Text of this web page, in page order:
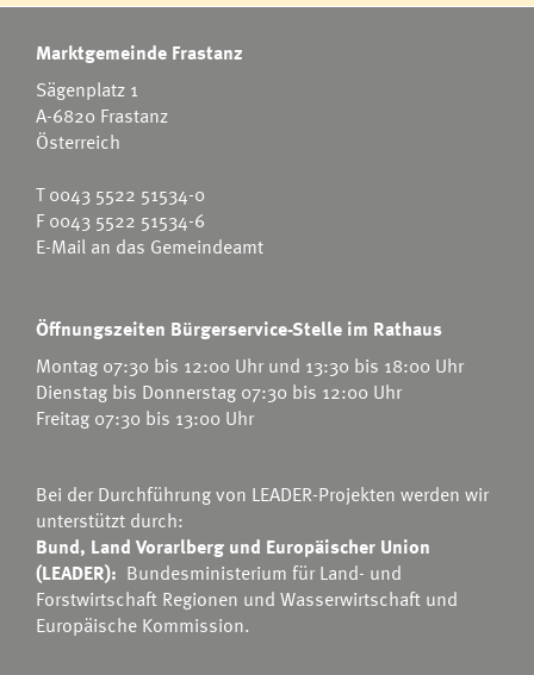
Marktgemeinde Frastanz
Sägenplatz 1
A-6820 Frastanz
Österreich
T0043 5522 51534-0
F 0043 5522 51534-6
E-Mail an das Gemeindeamt
Öffnungszeiten Bürgerservice-Stelle im Rathaus
Montag 07:30 bis 12:00 Uhr und 13:30 bis 18:00 Uhr
Dienstag bis Donnerstag 07:30 bis 12:00 Uhr
Freitag 07:30 bis 13:00 Uhr
Bei der Durchführung von LEADER-Projekten werden wir
unterstützt durch:
Bund, Land Vorarlberg und Europäischer Union
(LEADER): Bundesministerium für Land- und
Forstwirtschaft Regionen und Wasserwirtschaft und
Europäische Kommission.